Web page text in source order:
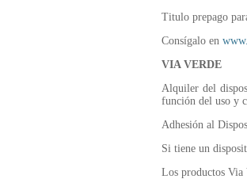
Titulo prepago
Consígalo en
VIA VERDE
Alquiler del
función del uso y
Adhesión al
Si tiene un
Los productos Via